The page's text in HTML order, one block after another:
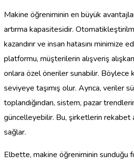
Makine öğreniminin en büyük
artırma kapasitesidir.
kazandırır ve insan hatasını minimize
platformu, müşterilerin alışveriş
onlara özel öneriler sunabilir. Böylece
seviyeye taşımış olur. Ayrıca, veriler
toplandığından, sistem, pazar
güncelleyebilir. Bu, şirketlerin rekabet
sağlar.
Elbette, makine öğreniminin sunduğu